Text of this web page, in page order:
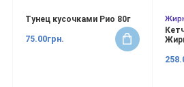
Тунец кусочками Рио 80г
75.00грн.